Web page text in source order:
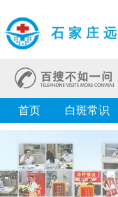
石家庄
首页 白斑常识